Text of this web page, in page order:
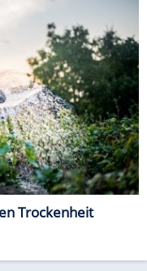
Trockenheit